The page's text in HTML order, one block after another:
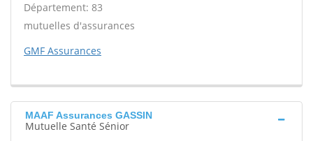
Département: 83
mutuelles d'assurances
GMF Assurances
MAAF Assurances GASSIN
Mutuelle Santé Sénior